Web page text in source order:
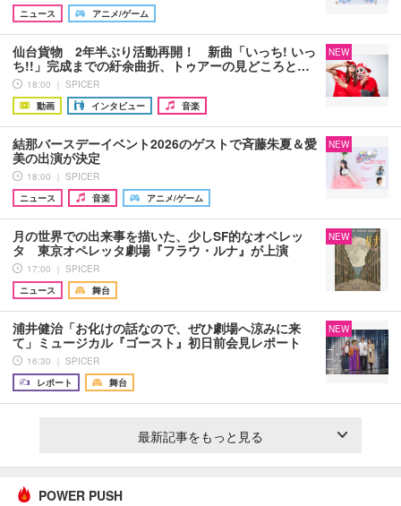
ニュース
アニメ/ゲーム
仙台貨物 2年半ぶり活動再開！ 新曲「いっち! いっ
ち!!」完成までの紆余曲折、トゥアーの見どころと…
18:00 ｜ SPICER
動画
インタビュー 音楽
NEW
結那バースデーイベント2026のゲストで斉藤朱夏＆愛
美の出演が決定
18:00 ｜ SPICER
ニュース
音楽 アニメ/ゲーム
NEW
月の世界での出来事を描いた、少しSF的なオペレッ
タ 東京オペレッタ劇場『フラウ・ルナ』が上演
17:00 ｜ SPICER
ニュース
舞台
NEW
浦井健治「お化けの話なので、ぜひ劇場へ涼みに来
て」ミュージカル『ゴースト』初日前会見レポート
16:30 ｜ SPICER
レポート
舞台
NEW
最新記事をもっと見る
POWER PUSH